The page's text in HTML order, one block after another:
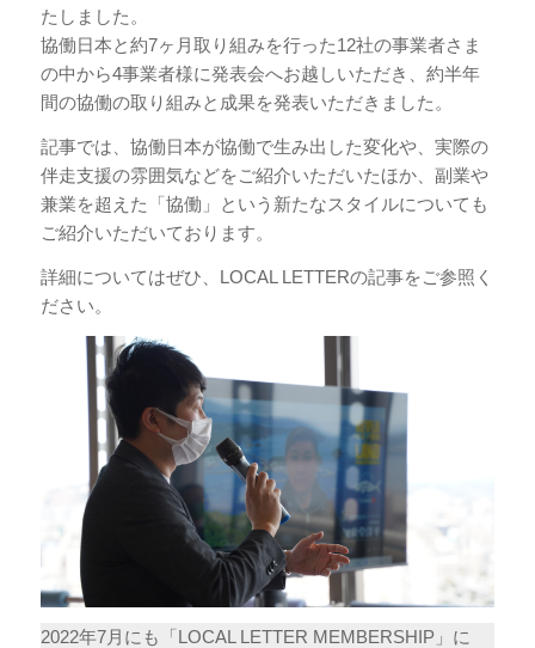
たしました。
協働日本と約7ヶ月取り組みを行った12社の事業者さま
の中から4事業者様に発表会へお越しいただき、約半年
間の協働の取り組みと成果を発表いただきました。
記事では、協働日本が協働で生み出した変化や、実際の
伴走支援の雰囲気などをご紹介いただいたほか、副業や
兼業を超えた「協働」という新たなスタイルについても
ご紹介いただいております。
詳細についてはぜひ、LOCAL LETTERの記事をご参照く
ださい。
2022年7月にも「LOCAL LETTER MEMBERSHIP」に